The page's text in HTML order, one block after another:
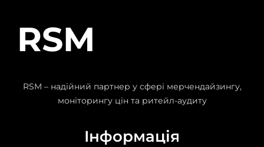
RSM
RSM – надійний партнер у сфері мерчендайзингу,
моніторингу цін та ритейл-аудиту
Інформація